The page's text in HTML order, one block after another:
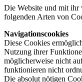
Die Website und mit ihr
folgenden Arten von
Navigationscookies
Diese Cookies
Nutzung ihrer
möglicherweise nicht
funktionieren nicht
Die absolut nötigen